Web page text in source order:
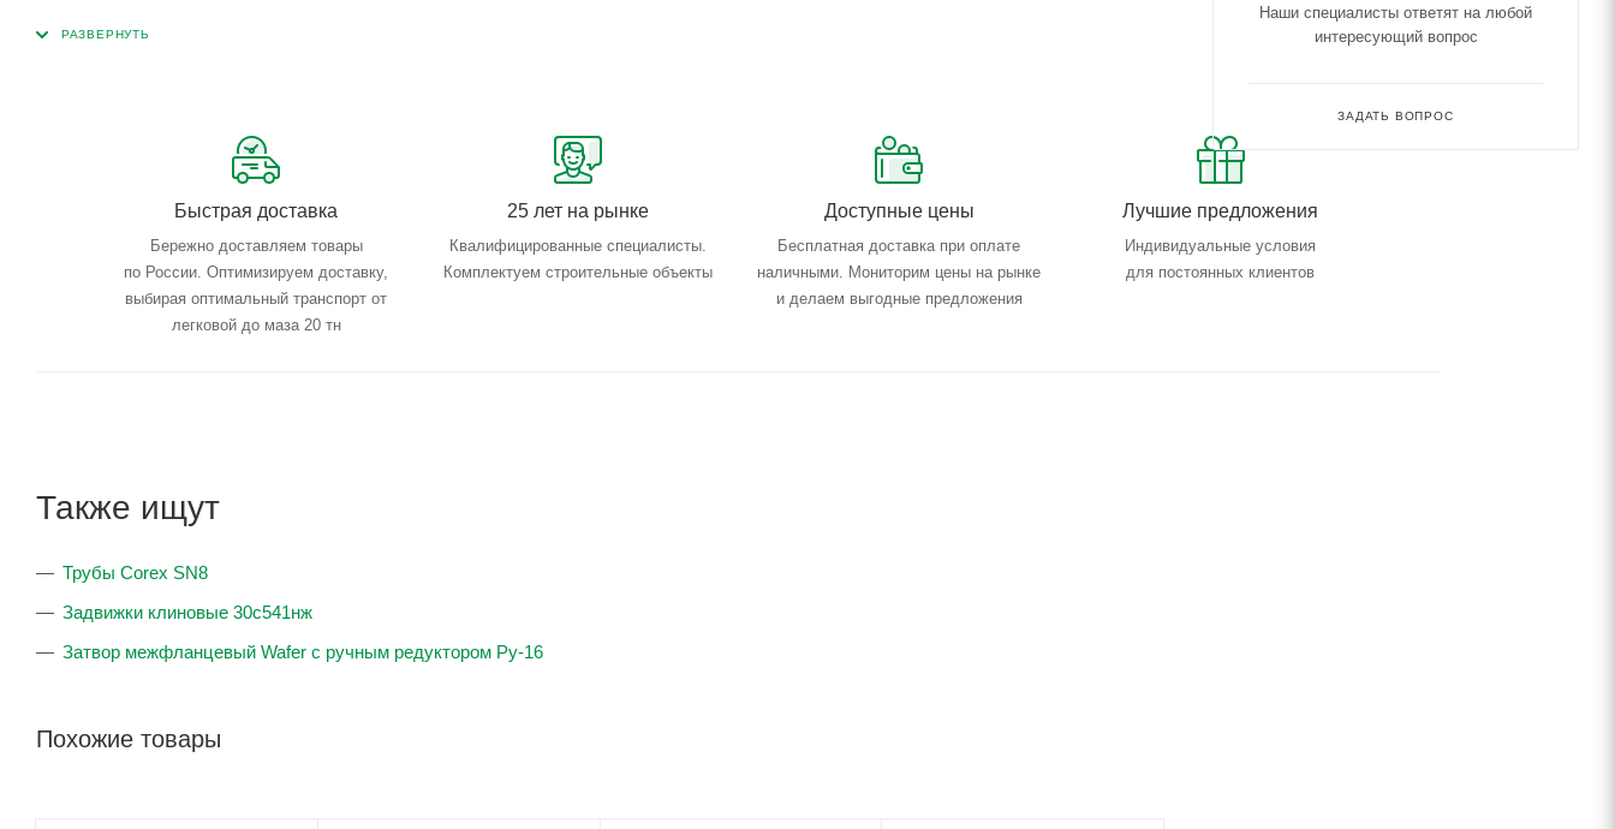
Область применения: неагрессивный природный газ и другие неагрессивные газовые среды.
Быстрая доставка
Бережно доставляем товары
по России. Оптимизируем доставку,
выбирая оптимальный транспорт от
легковой до маза 20 тн
25 лет на рынке
Квалифицированные специалисты.
Комплектуем строительные объекты
Доступные цены
Бесплатная доставка при оплате
наличными. Мониторим цены на рынке
и делаем выгодные предложения
Лучшие предложения
Индивидуальные условия
для постоянных клиентов
Также ищут
Трубы Corex SN8
Задвижки клиновые 30с541нж
Затвор межфланцевый Wafer с ручным редуктором Ру-16
Похожие товары
Наши специалисты ответят на любой
интересующий вопрос
ЗАДАТЬ ВОПРОС